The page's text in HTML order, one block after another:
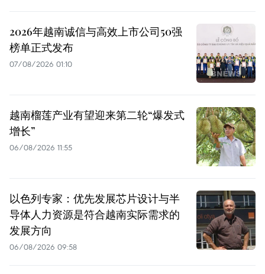
2026年越南诚信与高效上市公司50强
榜单正式发布
07/08/2026 01:10
越南榴莲产业有望迎来第二轮“爆发式
增长”
06/08/2026 11:55
以色列专家：优先发展芯片设计与半
导体人力资源是符合越南实际需求的
发展方向
06/08/2026 09:58